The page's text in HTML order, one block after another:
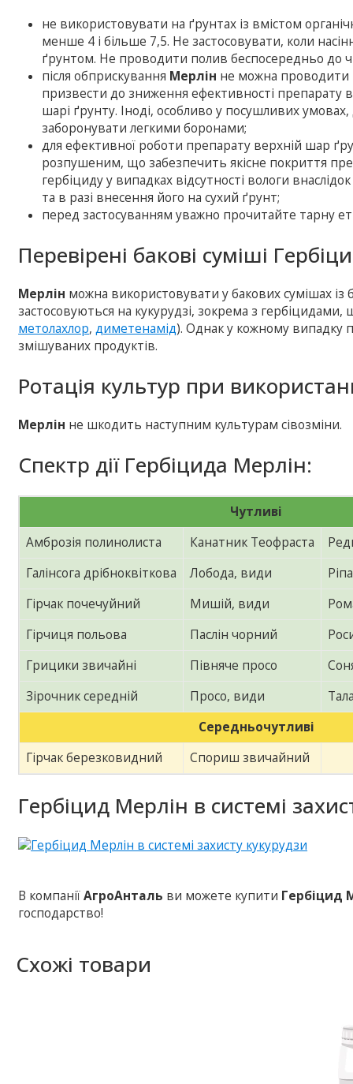
не використовувати на ґрунтах із вмістом
менше 4 і більше 7,5. Не застосовувати, коли
ґрунтом. Не проводити полив беспосередньо до
після обприскування Мерлін не можна проводити
призвести до зниження ефективності препарату
шарі ґрунту. Іноді, особливо у посушливих
заборонувати легкими боронами;
для ефективної роботи препарату верхній шар
розпушеним, що забезпечить якісне покриття
гербіциду у випадках відсутності вологи
та в разі внесення його на сухий ґрунт;
перед застосуванням уважно прочитайте тарну
Перевірені бакові суміші
Мерлін можна використовувати у бакових сумішах із
застосовуються на кукурудзі, зокрема з гербіцидами,
метолахлор,диметенамід). Однак у кожному випадку
змішуваних продуктів.
Ротація культур при
Мерлін не шкодить наступним культурам сівозміни.
Спектр дії Гербіцида Мерлін:
Чутливі
Амброзія полинолиста
Канатник Теофраста
Галінсога дрібноквіткова
Лобода, види
Гірчак почечуйний
Мишій, види
Гірчиця польова
Паслін чорний
Грицики звичайні
Півняче просо
Зірочник середній
Просо, види
Середньочутливі
Гірчак березковидний
Спориш звичайний
Гербіцид Мерлін в системі
В компаніїАгроАнталь ви можете купити Гербіцид
господарство!
Схожі товари